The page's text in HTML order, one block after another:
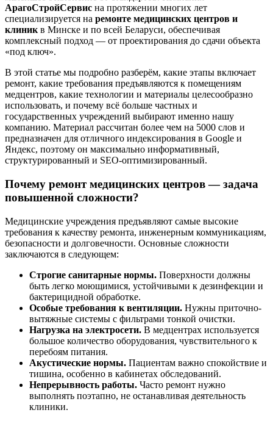
АрагоСтройСервис на протяжении многих лет
специализируется на ремонте медицинских центров и
клиник в Минске и по всей Беларуси, обеспечивая
комплексный подход — от проектирования до сдачи объекта
«под ключ».
В этой статье мы подробно разберём, какие этапы включает
ремонт, какие требования предъявляются к помещениям
медцентров, какие технологии и материалы целесообразно
использовать, и почему всё больше частных и
государственных учреждений выбирают именно нашу
компанию. Материал рассчитан более чем на 5000 слов и
предназначен для отличного индексирования в Google и
Яндекс, поэтому он максимально информативный,
структурированный и SEO-оптимизированный.
Почему ремонт медицинских центров — задача
повышенной сложности?
Медицинские учреждения предъявляют самые высокие
требования к качеству ремонта, инженерным коммуникациям,
безопасности и долговечности. Основные сложности
заключаются в следующем:
Строгие санитарные нормы. Поверхности должны
быть легко моющимися, устойчивыми к дезинфекции и
бактерицидной обработке.
Особые требования к вентиляции. Нужны приточно-
вытяжные системы с фильтрами тонкой очистки.
Нагрузка на электросети. В медцентрах используется
большое количество оборудования, чувствительного к
перебоям питания.
Акустические нормы. Пациентам важно спокойствие и
тишина, особенно в кабинетах обследований.
Непрерывность работы. Часто ремонт нужно
выполнять поэтапно, не останавливая деятельность
клиники.